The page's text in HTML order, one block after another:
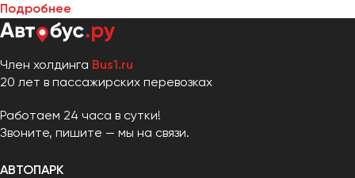
Подробнее
Член холдинга Bus1.ru
20 лет в пассажирских перевозках
Работаем 24 часа в сутки!
Звоните, пишите — мы на связи.
АВТОПАРК